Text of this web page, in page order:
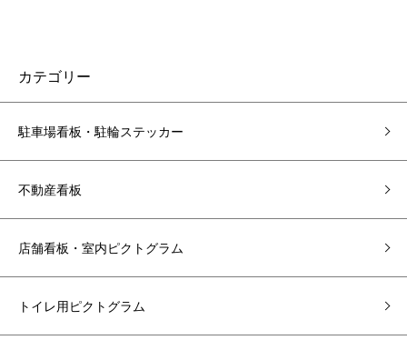
カテゴリー
駐車場看板・駐輪ステッカー
不動産看板
店舗看板・室内ピクトグラム
トイレ用ピクトグラム